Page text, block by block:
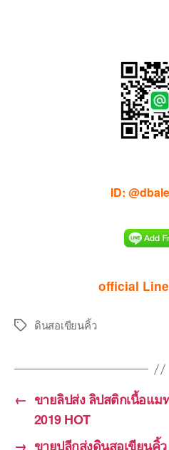
ID:
official
Tagsดินสอเขียนคิ้ว
← ขายลิปส่ง ลิปสติกเนื้อแม
2019 HOT
→ ขายปลีกส่งดินสอเขียนคิ้